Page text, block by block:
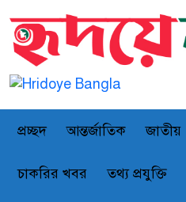
প্রচ্ছদ আন্তর্জাতিক জাতীয়
চাকরির খবর তথ্য প্রযুক্তি